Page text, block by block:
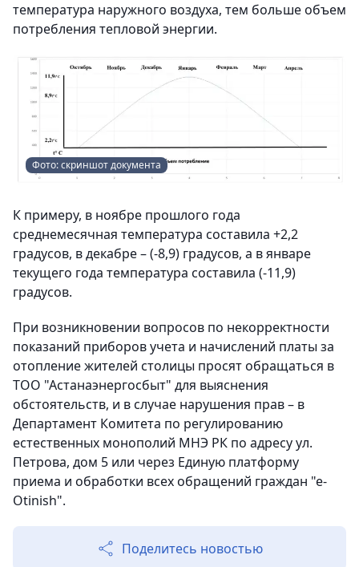
температура наружного воздуха, тем больше объем
потребления тепловой энергии.
Фото: скриншот документа
К примеру, в ноябре прошлого года
среднемесячная температура составила +2,2
градусов, в декабре – (-8,9) градусов, а в январе
текущего года температура составила (-11,9)
градусов.
При возникновении вопросов по некорректности
показаний приборов учета и начислений платы за
отопление жителей столицы просят обращаться в
ТОО "Астанаэнергосбыт" для выяснения
обстоятельств, и в случае нарушения прав – в
Департамент Комитета по регулированию
естественных монополий МНЭ РК по адресу ул.
Петрова, дом 5 или через Единую платформу
приема и обработки всех обращений граждан "е-
Otinish".
Поделитесь новостью